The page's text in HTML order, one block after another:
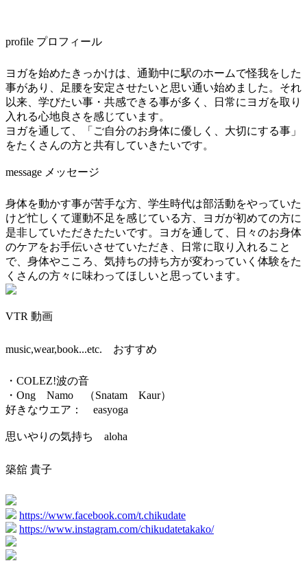
profile プロフィール
ヨガを始めたきっかけは、通勤中に駅のホームで怪我をした
事があり、足腰を安定させたいと思い通い始めました。それ
以来、学びたい事・共感できる事が多く、日常にヨガを取り
入れる心地良さを感じています。
ヨガを通して、「ご自分のお身体に優しく、大切にする事」
をたくさんの方と共有していきたいです。
message メッセージ
身体を動かす事が苦手な方、学生時代は部活動をやっていた
けど忙しくて運動不足を感じている方、ヨガが初めての方に
是非していただきたたいです。ヨガを通して、日々のお身体
のケアをお手伝いさせていただき、日常に取り入れること
で、身体やこころ、気持ちの持ち方が変わっていく体験をた
くさんの方々に味わってほしいと思っています。
VTR 動画
music,wear,book...etc. おすすめ
・COLEZ!波の音
・Ong Namo （Snatam Kaur）
好きなウエア： easyoga
思いやりの気持ち aloha
築舘 貴子
https://www.facebook.com/t.chikudate
https://www.instagram.com/chikudatetakako/